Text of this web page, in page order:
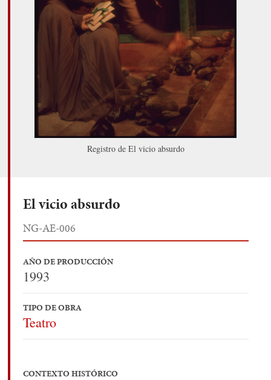
Registro de El vicio absurdo
El vicio absurdo
NG-AE-006
AÑO DE PRODUCCIÓN
1993
TIPO DE OBRA
Teatro
CONTEXTO HISTÓRICO